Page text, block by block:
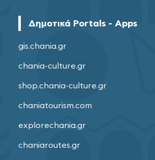
Δημοτικά Portals - Apps
gis.chania.gr
chania-culture.gr
shop.chania-culture.gr
chaniatourism.com
explorechania.gr
chaniaroutes.gr